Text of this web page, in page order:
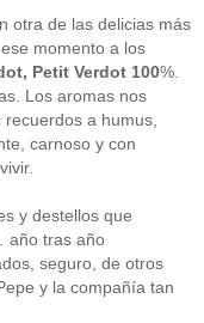
otra de las delicias más
momento a los
Petit Verdot 100%.
Los aromas nos
a humus,
carnoso y con
y destellos que
año tras año
seguro, de otros
y la compañía tan